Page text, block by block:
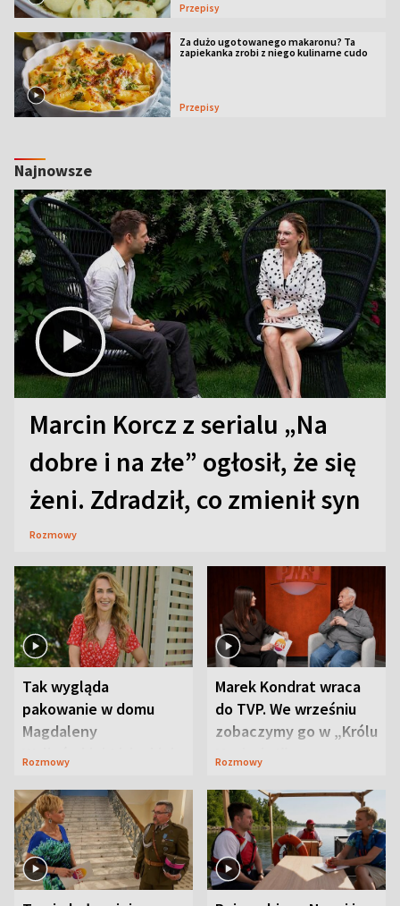
Przepisy
Za dużo ugotowanego makaronu? Ta
zapiekanka zrobi z niego kulinarne cudo
Przepisy
Najnowsze
Marcin Korcz z serialu „Na
dobre i na złe” ogłosił, że się
żeni. Zdradził, co zmienił syn
Rozmowy
Tak wygląda
pakowanie w domu
Magdaleny
Waligórskiej-Lisieckiej.
Rozmowy
Marek Kondrat wraca
do TVP. We wrześniu
zobaczymy go w „Królu
Maciusiu I”
Rozmowy